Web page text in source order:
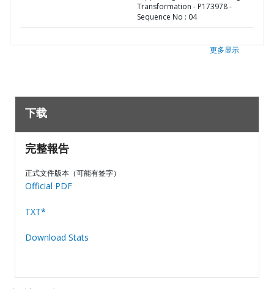
Transformation - P173978 -
Sequence No : 04
更多显示
下载
完整報告
正式文件版本（可能有签字）
Official PDF
TXT*
Download Stats